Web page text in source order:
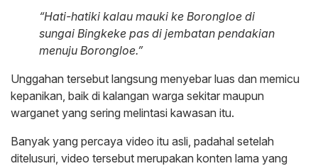
“Hati-hatiki kalau mauki ke Borongloe di
sungai Bingkeke pas di jembatan pendakian
menuju Borongloe.”
Unggahan tersebut langsung menyebar luas dan memicu
kepanikan, baik di kalangan warga sekitar maupun
warganet yang sering melintasi kawasan itu.
Banyak yang percaya video itu asli, padahal setelah
ditelusuri, video tersebut merupakan konten lama yang